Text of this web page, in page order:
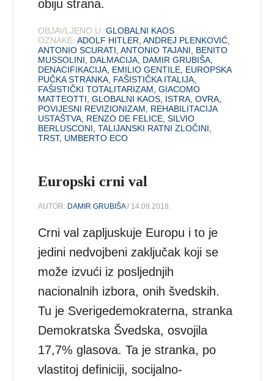
obiju strana.
OBJAVLJENO U: GLOBALNI KAOS
OZNAKE: ADOLF HITLER ,ANDREJ PLENKOVIĆ
ANTONIO SCURATI ,ANTONIO TAJANI
BENITO
MUSSOLINI
DALMACIJA DAMIR GRUBIŠA
DENACIFIKACIJA EMILIO GENTILE EUROPSKA
PUČKA STRANKA FAŠISTIČKA ITALIJA
FAŠISTIČKI TOTALITARIZAM ,GIACOMO
MATTEOTTI ,GLOBALNI KAOS ISTRA ,OVRA
POVIJESNI REVIZIONIZAM
REHABILITACIJA
USTAŠTVA RENZO DE FELICE ,SILVIO
BERLUSCONI ,TALIJANSKI RATNI ZLOČINI
TRST, UMBERTO ECO
Europski crni val
AUTOR: DAMIR GRUBIŠA/ 14.09.2018.
Crni val zapljuskuje Europu i to je
jedini nedvojbeni zaključak koji se
može izvući iz posljednjih
nacionalnih izbora, onih švedskih.
Tu je Sverigedemokraterna, stranka
Demokratska Švedska, osvojila
17,7% glasova. Ta je stranka, po
vlastitoj definiciji, socijalno-